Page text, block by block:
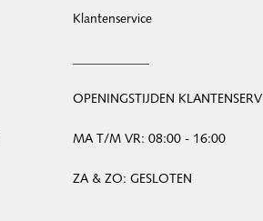
Klantenservice
OPENINGSTIJDEN
MA T/M VR: 08:00 - 16:00
ZA & ZO: GESLOTEN